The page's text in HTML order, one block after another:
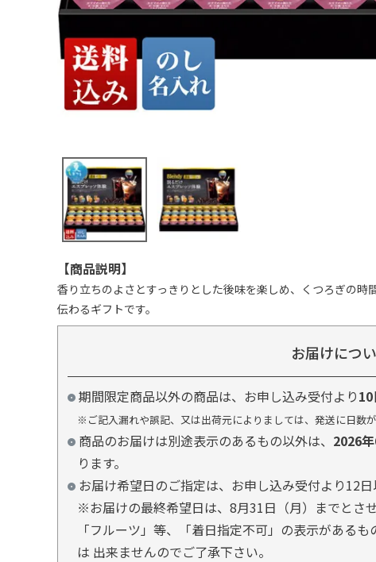
【商品説明】
香り立ちのよさとすっきりとした後味を楽しめ、くつろぎの
伝わるギフトです。
お届けにつ
期間限定商品以外の商品は、お申し込み受付より
※ご記入漏れや誤記、又は出荷元によりましては、発送に日数
商品のお届けは別途表示のあるもの以外は、 2026
ります。
お届け希望日のご指定は、お申し込み受付より12日
※お届けの最終希望日は、8月31日（月）までとさせ
「フルーツ」等、「着日指定不可」の表示がある
は 出来ませんのでご了承下さい。